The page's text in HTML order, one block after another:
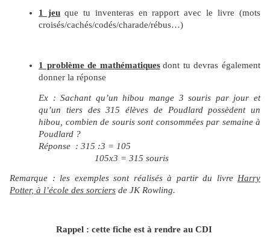
1 jeu que tu inventeras en rapport avec le livre (mots
croisés/cachés/codés/charade/rébus…)
1 problème de mathématiques dont tu devras également
donner la réponse
Ex : Sachant qu’un hibou mange 3 souris par jour et
qu’un tiers des 315 élèves de Poudlard possèdent un
hibou, combien de souris sont consommées par semaine à
Poudlard ?
Réponse : 315 :3 = 105
105x3 = 315 souris
Remarque : les exemples sont réalisés à partir du livre Harry
Potter, à l’école des sorciers de JK Rowling.
Rappel : cette fiche est à rendre au CDI